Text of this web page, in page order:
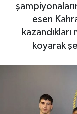
esen
koyarak
Künye
Son Dakika
Haber Arşivi